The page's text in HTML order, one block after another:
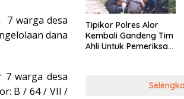
7 warga desa
dana
7 warga desa
B / 64 / VII /
Tipikor Polres Alor
Kembali Gandeng Tim
Ahli Untuk Pemeriksa